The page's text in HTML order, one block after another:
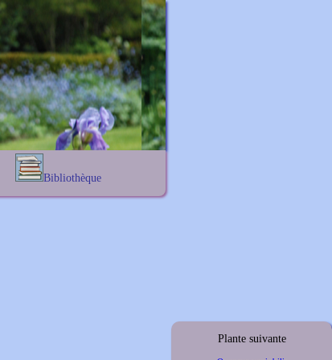
Bibliothèque
Lexique noms propres
Plante suivante